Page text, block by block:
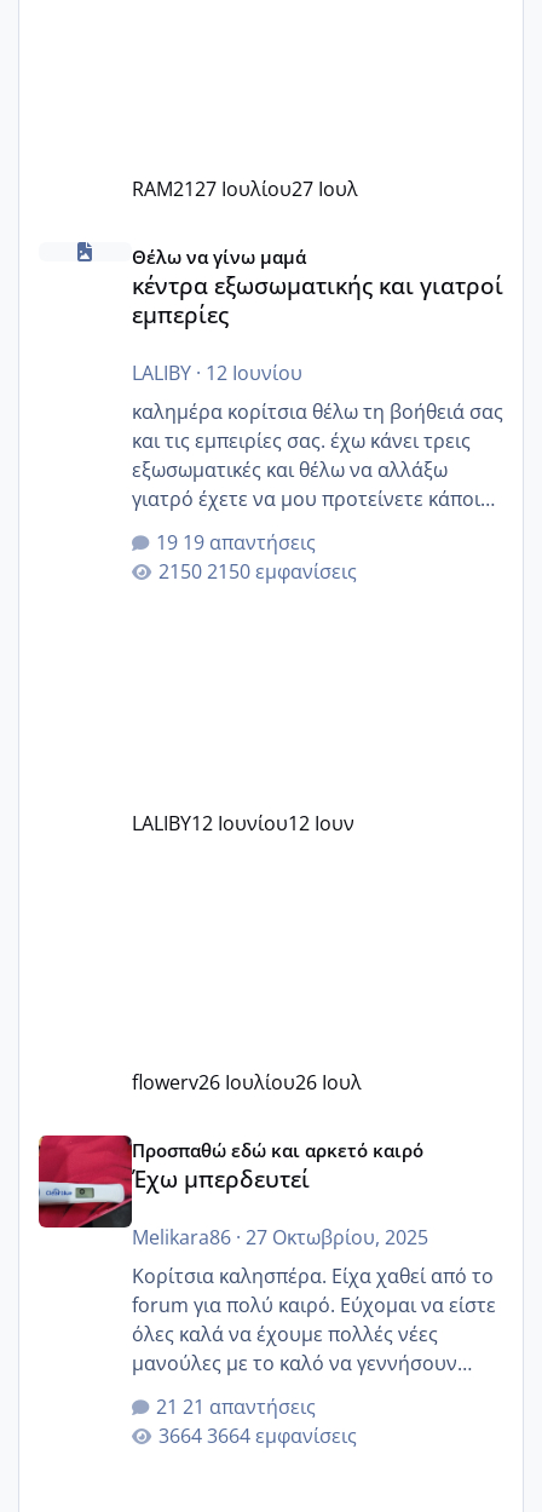
RAM2127 Ιουλίου27 Ιουλ
κέντρα εξωσωματικής και γιατροί εμπερίες
Θέλω να γίνω μαμά
κέντρα εξωσωματικής και γιατροί
εμπερίες
LALIBY· 12 Ιουνίου
καλημέρα κορίτσια θέλω τη βοήθειά σας
και τις εμπειρίες σας. έχω κάνει τρεις
εξωσωματικές και θέλω να αλλάξω
γιατρό έχετε να μου προτείνετε κάποιον
που μείνατε ευχαριστημένες και είχατε
επιιτυχία? έκανα στο υγεία με τον
ζερβομανωλάκη (δεν το εψαξε καθόλου
19 απαντήσεις
2150 εμφανίσεις
LALIBY12 Ιουνίου12 Ιουν
flowerv26 Ιουλίου26 Ιουλ
Έχω μπερδευτεί
Προσπαθώ εδώ και αρκετό καιρό
Έχω μπερδευτεί
Melikara86· 27 Οκτωβρίου, 2025
Κορίτσια καλησπέρα. Είχα χαθεί από το
forum για πολύ καιρό. Εύχομαι να είστε
όλες καλά να έχουμε πολλές νέες
μανούλες με το καλό να γεννήσουν
αυτές που ήδη περιμένουν. Να πάρουν
γερα μωράκια στην αγκαλίτσα τους
🙏🏼🙏🏼 Ας πάμε λοιπόν στο θέμα μου.
21 απαντήσεις
3664 εμφανίσεις